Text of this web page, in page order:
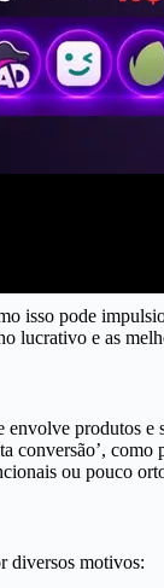
isso pode
lucrativo e as
envolve produtos
conversão’,
ou pouco
diversos motivos: